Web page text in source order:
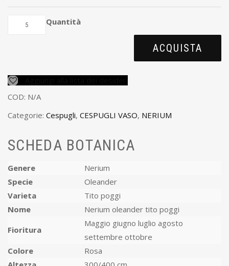
Quantità
ACQUISTA
COD: N/A
Categorie: Cespugli, CESPUGLI VASO, NERIUM
SCHEDA BOTANICA
Genere
Nerium
Specie
Oleander
Varieta
Tito poggi
Nome
Nerium oleander tito poggi
Fioritura
Maggio giugno luglio agosto
settembre ottobre
Colore
Rosa